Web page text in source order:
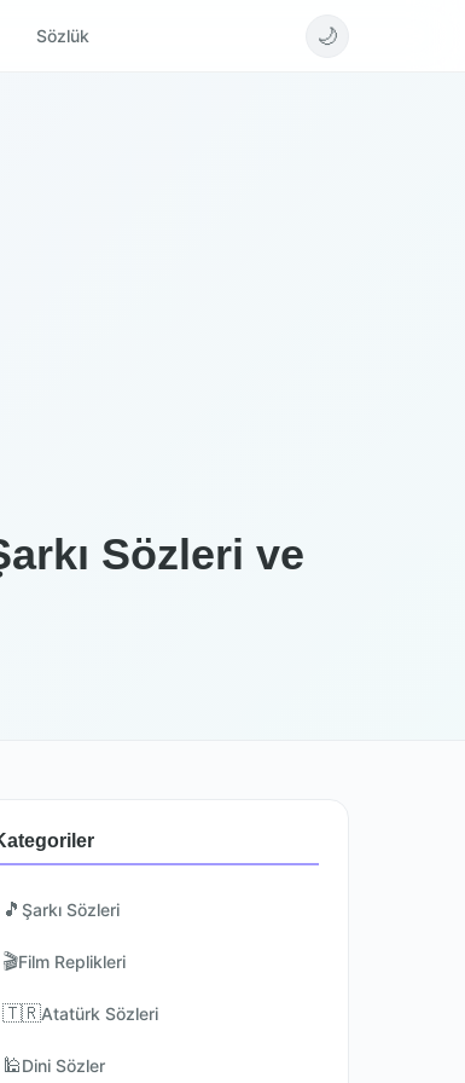
Sözlük 🌙
Sözleri ve
🎵 Şarkı Sözleri
🎬Film Replikleri
🇹🇷Atatürk Sözleri
🕌Dini Sözler